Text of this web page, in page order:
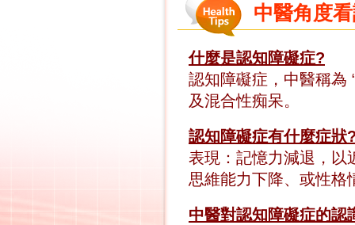
中醫角度
什麼是認知障礙症?
認知障礙症，中醫稱為
及混合性痴呆。
認知障礙症有什麼症狀
表現：記憶力減退，以
思維能力下降、或性格
中醫對認知障礙症的認